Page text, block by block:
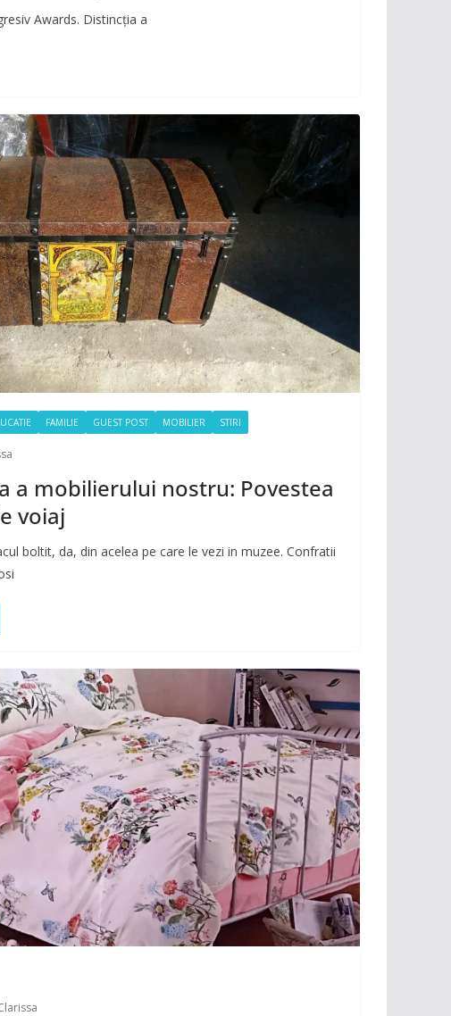
Awards. Distincția a
FAMILIE GUEST POST MOBILIER STIRI
a mobilierului nostru: Povestea
voiaj
boltit, da, din acelea pe care le vezi in muzee. Confratii